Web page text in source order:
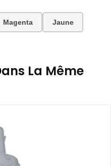
Magenta Jaune
La Même